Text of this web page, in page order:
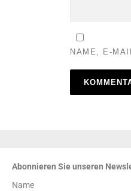
NAME, E-
Abonnieren Sie unseren
Name